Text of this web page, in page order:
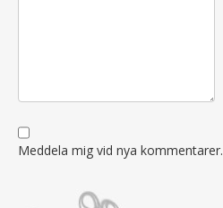
Meddela mig vid nya kommentarer.